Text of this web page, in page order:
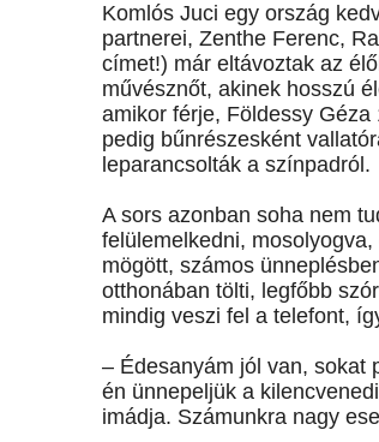
Komlós Juci egy ország
partnerei, Zenthe Ferenc,
címet!) már eltávoztak az
művésznőt, akinek hosszú
amikor férje, Földessy
pedig bűnrészesként
leparancsolták a színpadról.
A sors azonban soha nem
felülemelkedni,
mögött, számos
otthonában tölti, legfőbb
mindig veszi fel a telefont,
– Édesanyám jól van, sokat
én ünnepeljük a
imádja. Számunkra nagy